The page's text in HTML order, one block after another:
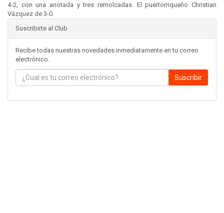
4-2, con una anotada y tres remolcadas. El puertorriqueño Christian
Vázquez de 3-0.
Suscribirte al Club
Recibe todas nuestras novedades inmediatamente en tu correo
electrónico.
Suscribir